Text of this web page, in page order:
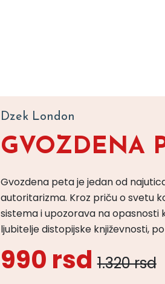
Dzek London
GVOZDENA
Gvozdena peta je jedan od
autoritarizma. Kroz priču o svetu
sistema i upozorava na
ljubitelje distopijske književnosti,
990 rsd 1.320 rsd